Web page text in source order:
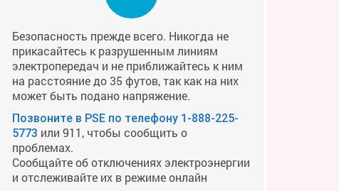
Безопасность прежде всего. Никогда не
прикасайтесь к разрушенным линиям
электропередач и не приближайтесь к ним
на расстояние до 35 футов, так как на них
может быть подано напряжение.
Позвоните в PSE по телефону 1-888-225-
5773 или 911, чтобы сообщить о
проблемах.
Сообщайте об отключениях электроэнергии
и отслеживайте их в режиме онлайн